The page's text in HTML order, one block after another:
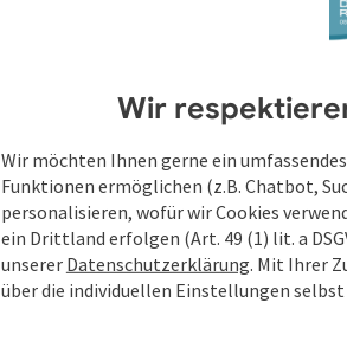
Wir
Wir möchten Ihnen gerne ein
Funktionen ermöglichen (z.B. Chatbot,
personalisieren, wofür wir Cookies
ein Drittland erfolgen (Art. 49 (1) lit. a
unserer Datenschutzerklärung. Mit Ihrer
über die individuellen Einstellungen